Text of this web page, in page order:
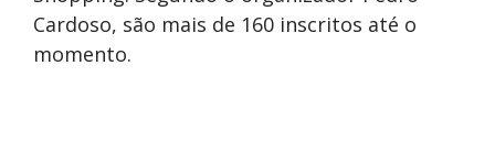
Cardoso, são mais de 160 inscritos até o
momento.